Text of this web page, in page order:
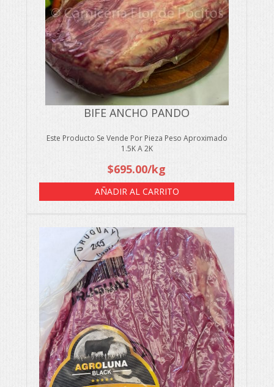
BIFE ANCHO PANDO
Este Producto Se Vende Por Pieza Peso Aproximado
1.5K A 2K
$695.00/kg
AÑADIR AL CARRITO